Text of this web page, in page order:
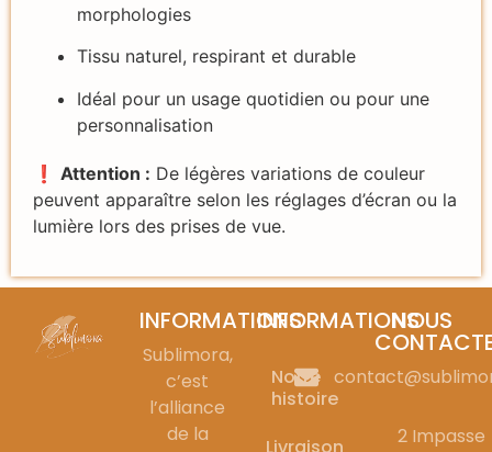
morphologies
Tissu naturel, respirant et durable
Idéal pour un usage quotidien ou pour une
personnalisation
❗ Attention : De légères variations de couleur
peuvent apparaître selon les réglages d’écran ou la
lumière lors des prises de vue.
INFORMATIONS
Sublimora,
c’est
l’alliance
de la
INFORMATIONS
Notre
histoire
NOUS
2 Impasse